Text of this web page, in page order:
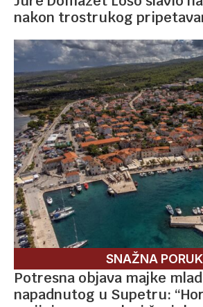
nakon trostrukog
SNAŽNA
Potresna objava majke
napadnutog u Supetru: